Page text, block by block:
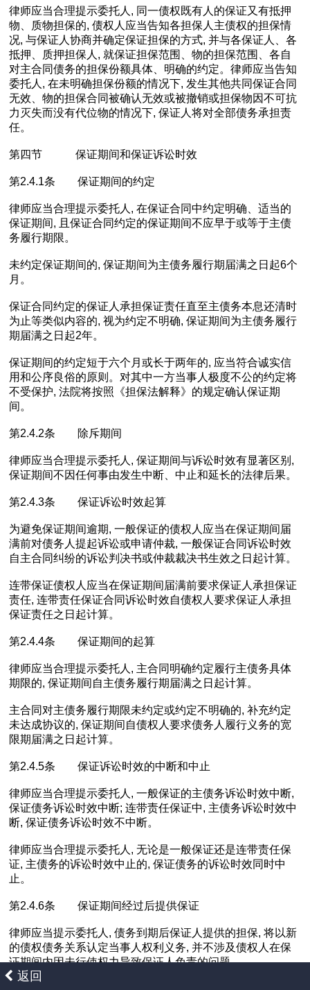
律师应当合理提示委托人, 同一债权既有人的保证又有抵押
物、质物担保的, 债权人应当告知各担保人主债权的担保情
况, 与保证人协商并确定保证担保的方式, 并与各保证人、各
抵押、质押担保人, 就保证担保范围、物的担保范围、各自
对主合同债务的担保份额具体、明确的约定。律师应当告知
委托人, 在未明确担保份额的情况下, 发生其他共同保证合同
无效、物的担保合同被确认无效或被撤销或担保物因不可抗
力灭失而没有代位物的情况下, 保证人将对全部债务承担责
任。
第四节 保证期间和保证诉讼时效
第2.4.1条 保证期间的约定
律师应当合理提示委托人, 在保证合同中约定明确、适当的
保证期间, 且保证合同约定的保证期间不应早于或等于主债
务履行期限。
未约定保证期间的, 保证期间为主债务履行期届满之日起6个
月。
保证合同约定的保证人承担保证责任直至主债务本息还清时
为止等类似内容的, 视为约定不明确, 保证期间为主债务履行
期届满之日起2年。
保证期间的约定短于六个月或长于两年的, 应当符合诚实信
用和公序良俗的原则。对其中一方当事人极度不公的约定将
不受保护, 法院将按照《担保法解释》的规定确认保证期
间。
第2.4.2条 除斥期间
律师应当合理提示委托人, 保证期间与诉讼时效有显著区别,
保证期间不因任何事由发生中断、中止和延长的法律后果。
第2.4.3条 保证诉讼时效起算
为避免保证期间逾期, 一般保证的债权人应当在保证期间届
满前对债务人提起诉讼或申请仲裁, 一般保证合同诉讼时效
自主合同纠纷的诉讼判决书或仲裁裁决书生效之日起计算。
连带保证债权人应当在保证期间届满前要求保证人承担保证
责任, 连带责任保证合同诉讼时效自债权人要求保证人承担
保证责任之日起计算。
第2.4.4条 保证期间的起算
律师应当合理提示委托人, 主合同明确约定履行主债务具体
期限的, 保证期间自主债务履行期届满之日起计算。
主合同对主债务履行期限未约定或约定不明确的, 补充约定
未达成协议的, 保证期间自债权人要求债务人履行义务的宽
限期届满之日起计算。
第2.4.5条 保证诉讼时效的中断和中止
律师应当合理提示委托人, 一般保证的主债务诉讼时效中断,
保证债务诉讼时效中断; 连带责任保证中, 主债务诉讼时效中
断, 保证债务诉讼时效不中断。
律师应当合理提示委托人, 无论是一般保证还是连带责任保
证, 主债务的诉讼时效中止的, 保证债务的诉讼时效同时中
止。
第2.4.6条 保证期间经过后提供保证
律师应当提示委托人, 债务到期后保证人提供的担保, 将以新
的债权债务关系认定当事人权利义务, 并不涉及债权人在保
证期间内因未行使权力导致保证人免责的问题。
返回